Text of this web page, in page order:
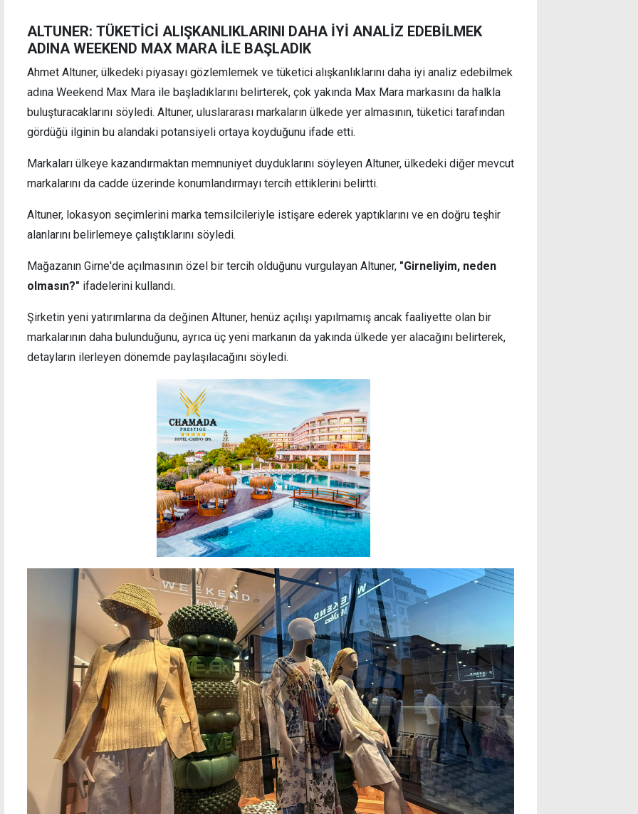
ALTUNER: TÜKETİCİ ALIŞKANLIKLARINI DAHA İYİ ANALİZ EDEBİLMEK
ADINA WEEKEND MAX MARA İLE BAŞLADIK
Ahmet Altuner, ülkedeki piyasayı gözlemlemek ve tüketici alışkanlıklarını daha iyi analiz edebilmek
adına Weekend Max Mara ile başladıklarını belirterek, çok yakında Max Mara markasını da halkla
buluşturacaklarını söyledi. Altuner, uluslararası markaların ülkede yer almasının, tüketici tarafından
gördüğü ilginin bu alandaki potansiyeli ortaya koyduğunu ifade etti.
Markaları ülkeye kazandırmaktan memnuniyet duyduklarını söyleyen Altuner, ülkedeki diğer mevcut
markalarını da cadde üzerinde konumlandırmayı tercih ettiklerini belirtti.
Altuner, lokasyon seçimlerini marka temsilcileriyle istişare ederek yaptıklarını ve en doğru teşhir
alanlarını belirlemeye çalıştıklarını söyledi.
Mağazanın Girne'de açılmasının özel bir tercih olduğunu vurgulayan Altuner, "Girneliyim, neden
olmasın?" ifadelerini kullandı.
Şirketin yeni yatırımlarına da değinen Altuner, henüz açılışı yapılmamış ancak faaliyette olan bir
markalarının daha bulunduğunu, ayrıca üç yeni markanın da yakında ülkede yer alacağını belirterek,
detayların ilerleyen dönemde paylaşılacağını söyledi.